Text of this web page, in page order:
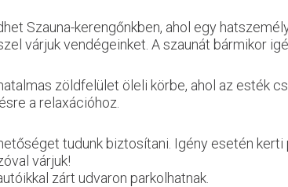
Szauna-kerengőnkben, ahol egy
várjuk vendégeinket. A szaunát bármikor
zöldfelület öleli körbe, ahol az esték
a relaxációhoz.
tudunk biztosítani. Igény esetén
várjuk!
zárt udvaron parkolhatnak.